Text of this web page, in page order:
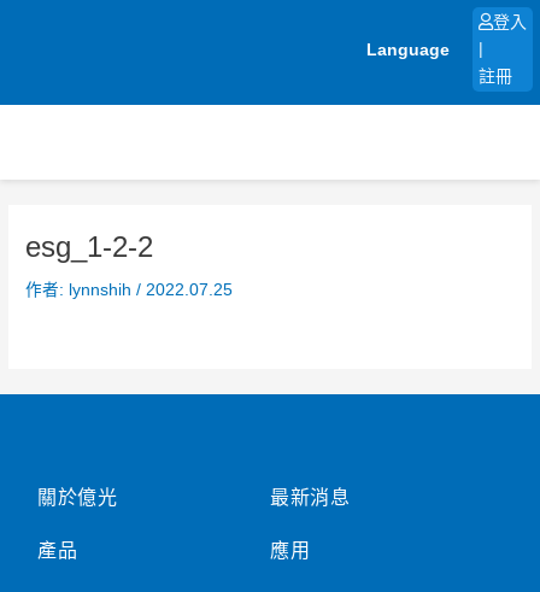
Language
登入
註冊
esg_1-2-2
作者: lynnshih/ 2022.07.25
關於億光
產品
最新消息
應用